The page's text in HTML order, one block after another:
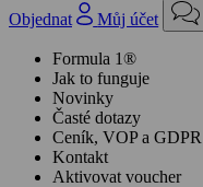
Objednat
Můj účet
Formula 1®
Jak to funguje
Novinky
Časté dotazy
Ceník, VOP a GDPR
Kontakt
Aktivovat voucher